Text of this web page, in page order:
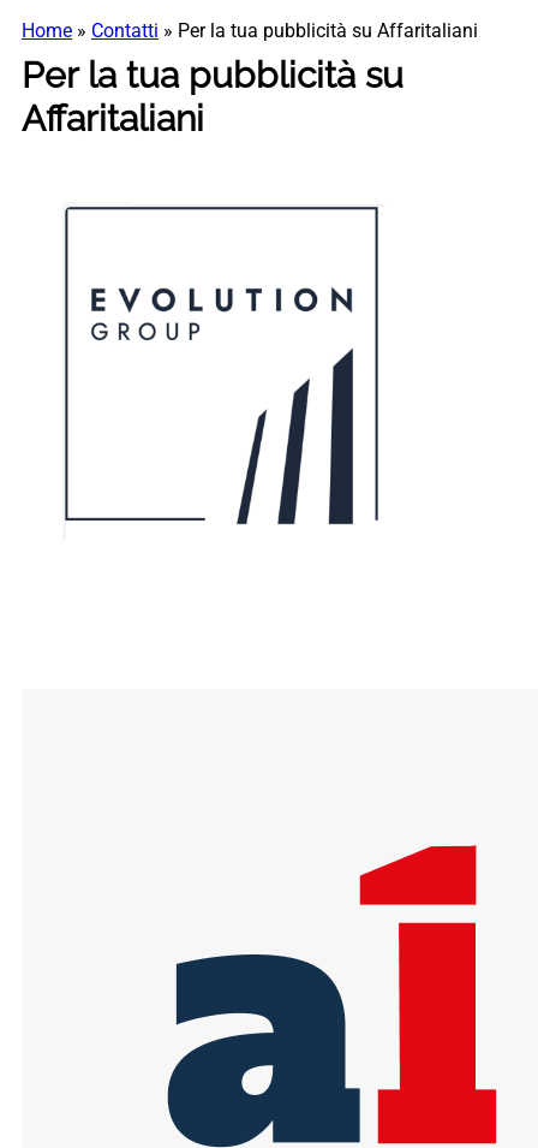
Home » Contatti » Per la tua pubblicità su Affaritaliani
Per la tua pubblicità su
Affaritaliani